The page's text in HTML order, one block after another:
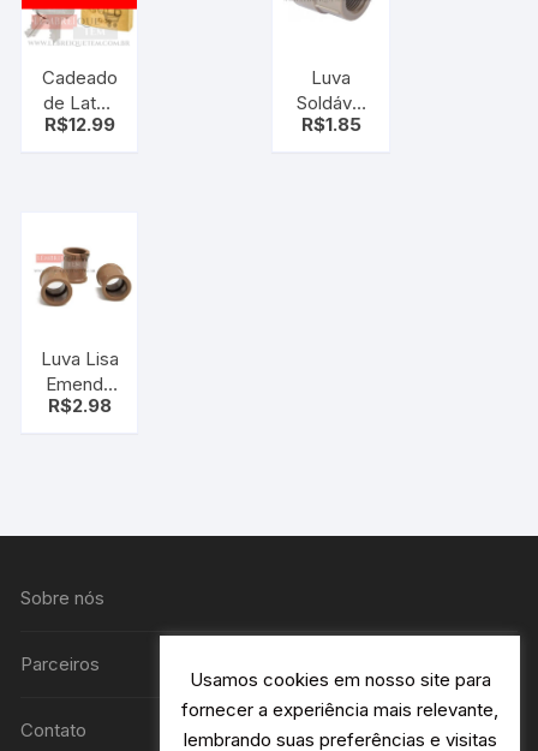
Cadeado
de Latão
Maciço
R$12.99
Luva
Soldável
e
R$1.85
Luva Lisa
Emenda
cano 3/4
R$2.98
Sobre nós
Parceiros
Contato
Usamos cookies em nosso site para
fornecer a experiência mais relevante,
lembrando suas preferências e visitas